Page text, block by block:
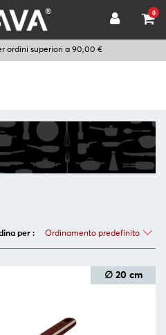
0
ordini superiori a 90,00 €
per : Ordinamento predefinito
∅ 20 cm